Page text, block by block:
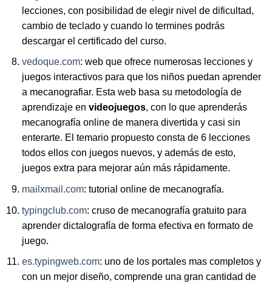
lecciones, con posibilidad de elegir nivel de dificultad,
cambio de teclado y cuando lo termines podrás
descargar el certificado del curso.
vedoque.com: web que ofrece numerosas lecciones y
juegos interactivos para que los niños puedan aprender
a mecanografiar. Esta web basa su metodología de
aprendizaje en videojuegos, con lo que aprenderás
mecanografía online de manera divertida y casi sin
enterarte. El temario propuesto consta de 6 lecciones
todos ellos con juegos nuevos, y además de esto,
juegos extra para mejorar aún más rápidamente.
mailxmail.com: tutorial online de mecanografía.
typingclub.com: cruso de mecanografía gratuito para
aprender dictalografía de forma efectiva en formato de
juego.
es.typingweb.com: uno de los portales mas completos y
con un mejor diseño, comprende una gran cantidad de